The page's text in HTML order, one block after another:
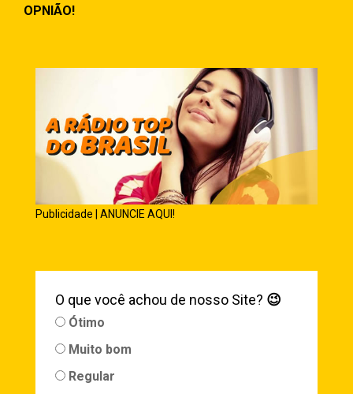
OPNIÃO!
Publicidade | ANUNCIE AQUI!
O que você achou de nosso Site? 😉
Ótimo
Muito bom
Regular